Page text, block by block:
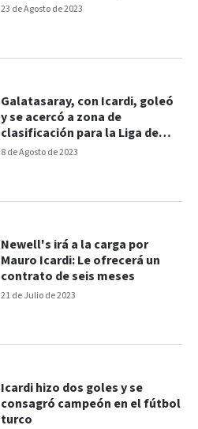
23 de Agosto de 2023
8 de Agosto de 2023
Galatasaray, con Icardi, goleó
y se acercó a zona de
clasificación para la Liga de
Campeones
21 de Julio de 2023
Newell's irá a la carga por
Mauro Icardi: Le ofrecerá un
contrato de seis meses
Icardi hizo dos goles y se
consagró campeón en el fútbol
turco